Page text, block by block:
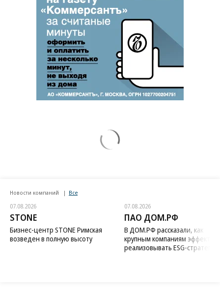
Новости компаний Все
07.08.2026
STONE
Бизнес-центр STONE Римская
возведен в полную высоту
07.08.2026
ПАО ДОМ.РФ
В ДОМ.РФ рассказали, как
крупным компаниям
реализовывать ESG-стратегию